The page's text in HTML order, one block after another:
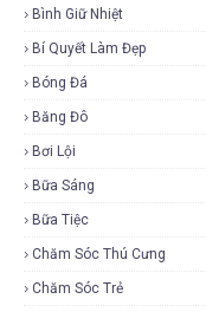
Bình Giữ Nhiệt
Bí Quyết Làm Đẹp
Bóng Đá
Băng Đô
Bơi Lội
Bữa Sáng
Bữa Tiệc
Chăm Sóc Thú Cưng
Chăm Sóc Trẻ